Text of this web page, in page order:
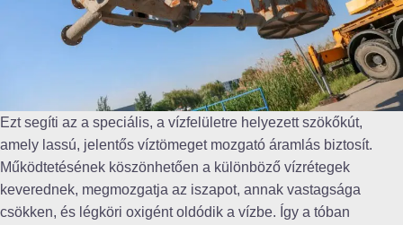
Ezt segíti az a speciális, a vízfelületre helyezett szökőkút,
amely lassú, jelentős víztömeget mozgató áramlás biztosít.
Működtetésének köszönhetően a különböző vízrétegek
keverednek, megmozgatja az iszapot, annak vastagsága
csökken, és légköri oxigént oldódik a vízbe. Így a tóban